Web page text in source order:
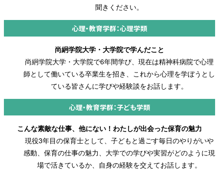
聞きください。
心理・教育学群：心理学類
尚絅学院大学・大学院で学んだこと
尚絅学院大学・大学院で6年間学び、現在は精神科病院で心理
師として働いている卒業生を招き、これから心理を学ぼうとし
ている皆さんに学びや経験談をお話します。
心理・教育学群：子ども学類
こんな素敵な仕事、他にない！わたしが出会った保育の魅力
現役3年目の保育士として、子どもと過ごす毎日のやりがいや
感動、保育の仕事の魅力、大学での学びや実習がどのように現
場で活きているか、自身の経験を交えてお話します。